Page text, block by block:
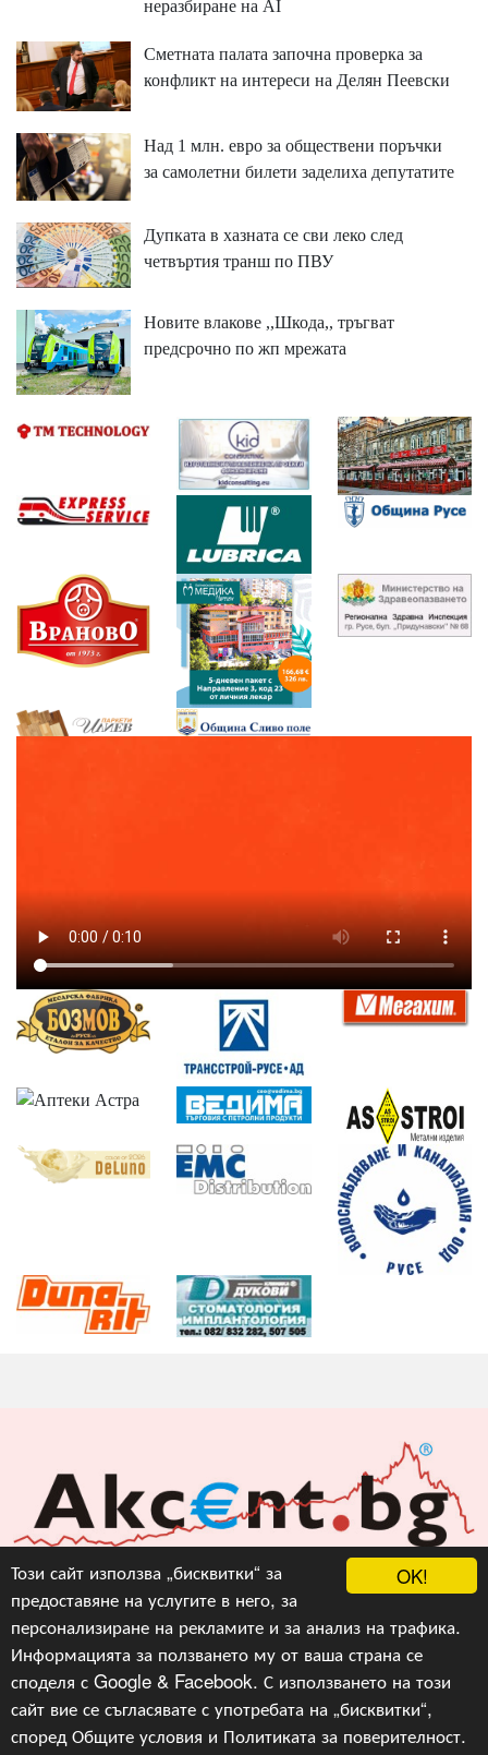
OK!
Този сайт използва „бисквитки“ за
предоставяне на услугите в него, за
персонализиране на рекламите и за анализ на трафика.
Информацията за ползването му от ваша страна се
споделя с Google & Facebook. С използването на този
сайт вие се съгласявате с употребата на „бисквитки“,
споредОбщите условия и Политиката за поверителност.
неразбиране на AI
Сметната палата започна проверка за
конфликт на интереси на Делян Пеевски
Над 1 млн. евро за обществени поръчки
за самолетни билети заделиха депутатите
Дупката в хазната се сви леко след
четвъртия транш по ПВУ
Новите влакове ,,Шкода,, тръгват
предсрочно по жп мрежата
Акцент БГ ЕООД
info@akcent.bg
Facebook
Copyright © 2010, 2016, 2018-2022, 2023, v.3.0,Акцент
БГ ЕООД